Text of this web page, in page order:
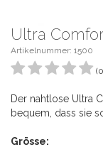
Ultra
Artikelnummer: 1500
Der nahtlose Ultra
bequem, dass sie
Grösse: